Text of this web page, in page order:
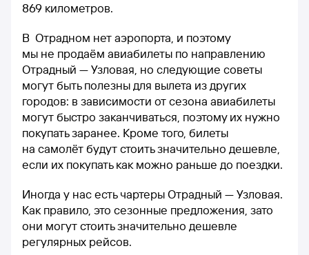
869 километров.
В Отрадном нет аэропорта, и поэтому
мы не продаём авиабилеты по направлению
Отрадный — Узловая, но следующие советы
могут быть полезны для вылета из других
городов: в зависимости от сезона авиабилеты
могут быстро заканчиваться, поэтому их нужно
покупать заранее. Кроме того, билеты
на самолёт будут стоить значительно дешевле,
если их покупать как можно раньше до поездки.
Иногда у нас есть чартеры Отрадный — Узловая.
Как правило, это сезонные предложения, зато
они могут стоить значительно дешевле
регулярных рейсов.